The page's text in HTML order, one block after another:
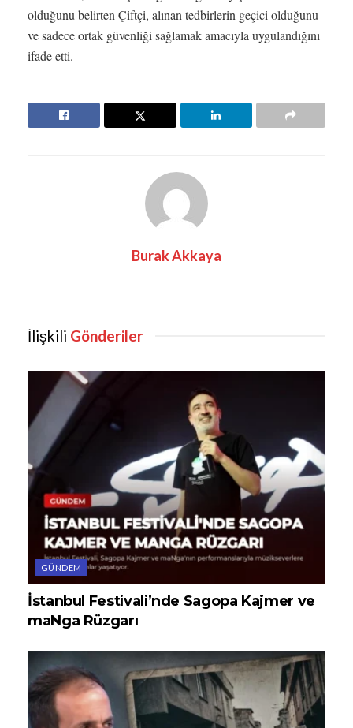
olduğunu belirten Çiftçi, alınan tedbirlerin geçici olduğunu
ve sadece ortak güvenliği sağlamak amacıyla uygulandığını
ifade etti.
Burak Akkaya
İlişkili Gönderiler
GÜNDEM
İstanbul Festivali’nde Sagopa Kajmer ve
maNga Rüzgarı